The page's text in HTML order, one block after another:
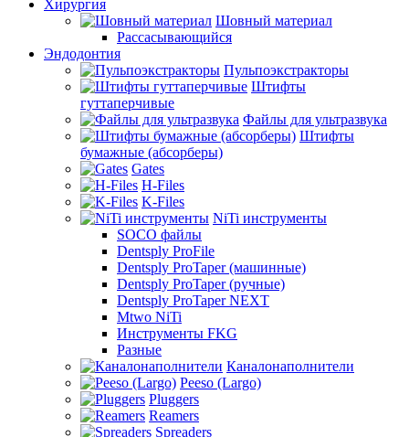
Хирургия
Шовный материал
Рассасывающийся
Эндодонтия
Пульпоэкстракторы
Штифты
гуттаперчивые
Файлы для ультразвука
Штифты
бумажные (абсорберы)
Gates
H-Files
K-Files
NiTi инструменты
SOCO файлы
Dentsply ProFile
Dentsply ProTaper (машинные)
Dentsply ProTaper (ручные)
Dentsply ProTaper NEXT
Mtwo NiTi
Инструменты FKG
Разные
Каналонаполнители
Peeso (Largo)
Pluggers
Reamers
Spreaders